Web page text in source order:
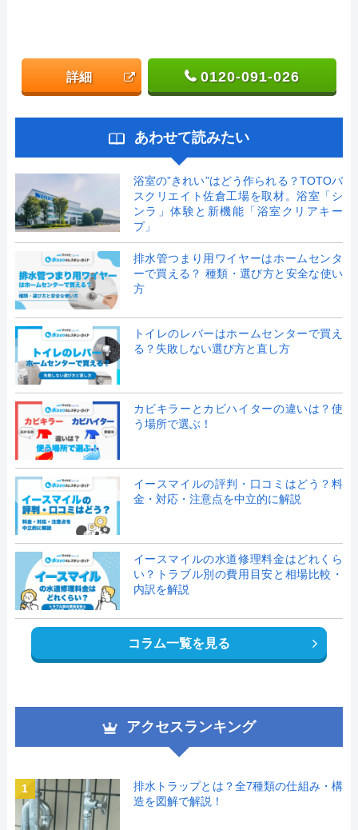
詳細 0120-091-026
あわせて読みたい
浴室の”きれい”はどう作られる？TOTOバ
スクリエイト佐倉工場を取材。浴室「シ
ンラ」体験と新機能「浴室クリアキー
プ」
排水管つまり用ワイヤーはホームセンタ
ーで買える？ 種類・選び方と安全な使い
方
トイレのレバーはホームセンターで買え
る？失敗しない選び方と直し方
カビキラーとカビハイターの違いは？使
う場所で選ぶ！
イースマイルの評判・口コミはどう？料
金・対応・注意点を中立的に解説
イースマイルの水道修理料金はどれくら
い？トラブル別の費用目安と相場比較・
内訳を解説
コラム一覧を見る
アクセスランキング
1
排水トラップとは？全7種類の仕組み・構
造を図解で解説！